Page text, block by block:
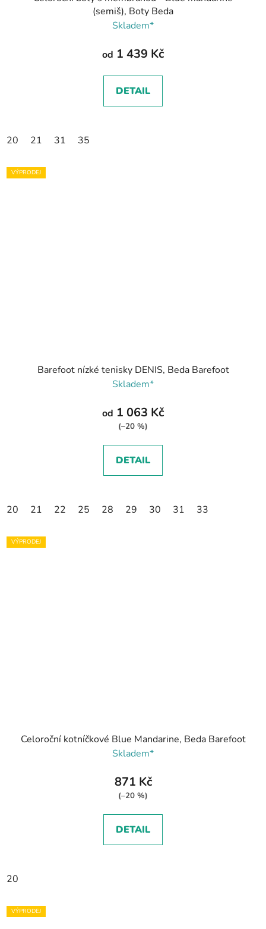
(semiš), Boty Beda
Skladem*
od 1 439 Kč
DETAIL
20 21 31 35
VÝPRODEJ
Barefoot nízké tenisky DENIS, Beda Barefoot
Skladem*
od 1 063 Kč
(–20 %)
DETAIL
20 21 22 25 28 29 30 31 33
VÝPRODEJ
Celoroční kotníčkové Blue Mandarine, Beda Barefoot
Skladem*
871 Kč
(–20 %)
DETAIL
20
VÝPRODEJ